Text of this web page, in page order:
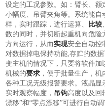
设定的工况参数。如：臂长、额
小幅度、吊臂夹角等。系统能
样，实时跟踪，进行运算、
比较
数的同时，并切断起重机向危
方向运行，从而实现安全自动控
对数据掉电保持功能,存贮的数
变主机的情况下，只要将软件
机械的要求 ，便于批量生产，
各种工况无级报警要求。液晶
实时观察幅度， 吊钩高度以及回
漂移”和“零点漂移”可进行自动